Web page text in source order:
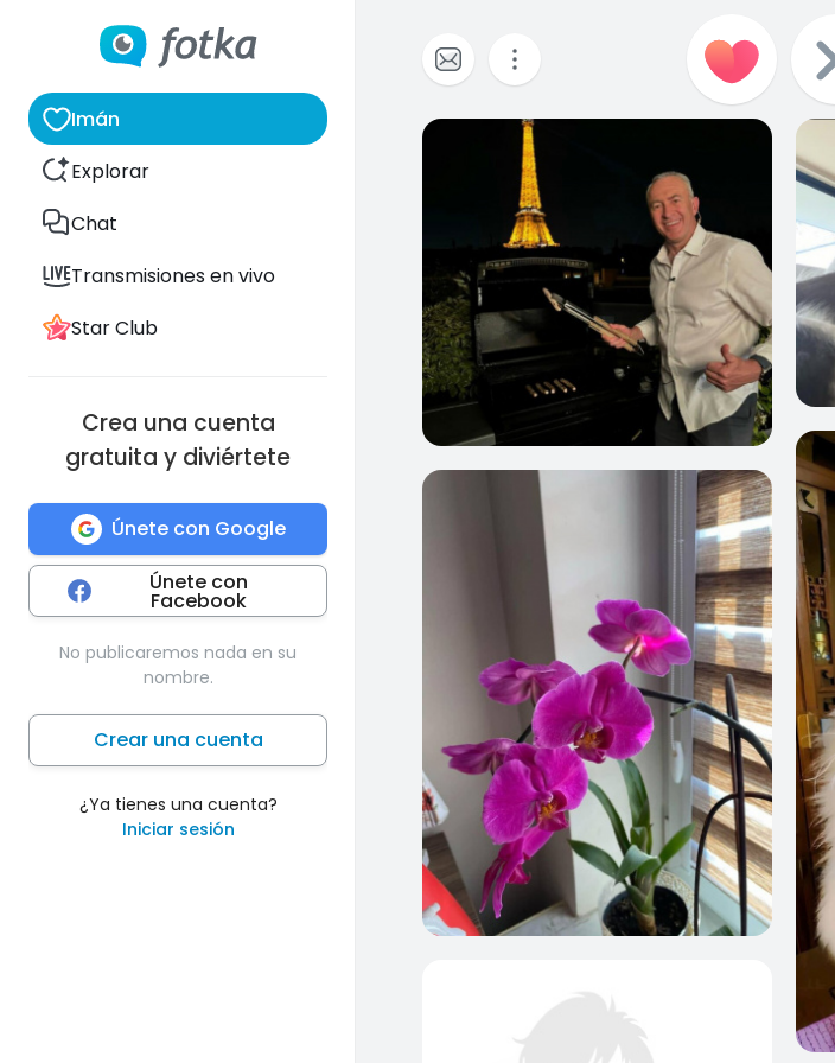
Imán
Explorar
Chat
Transmisiones en vivo
Star Club
Crea una cuenta
gratuita y diviértete
Únete con Google
Únete con
Facebook
No publicaremos nada en su
nombre.
Crear una cuenta
¿Ya tienes una cuenta?
Iniciar sesión
0